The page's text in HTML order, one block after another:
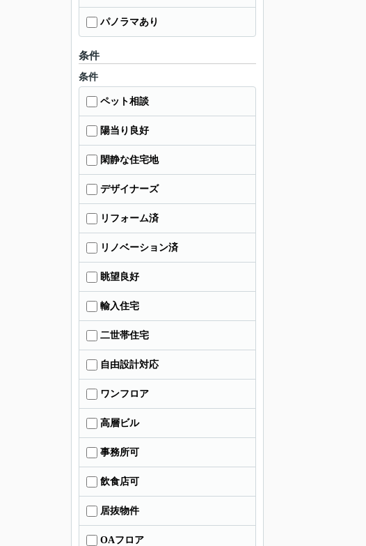
パノラマあり
条件
条件
ペット相談
陽当り良好
閑静な住宅地
デザイナーズ
リフォーム済
リノベーション済
眺望良好
輸入住宅
二世帯住宅
自由設計対応
ワンフロア
高層ビル
事務所可
飲食店可
居抜物件
OAフロア